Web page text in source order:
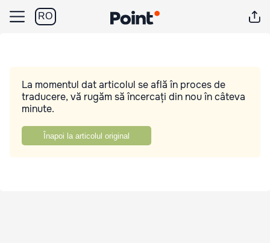
RO
La momentul dat articolul se află în proces de
traducere, vă rugăm să încercați din nou în câteva
minute.
Înapoi la articolul original